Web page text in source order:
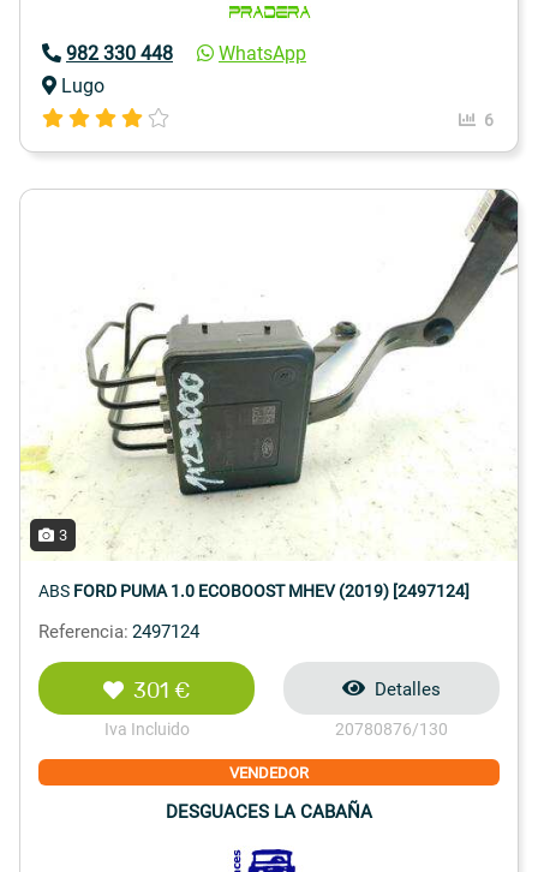
982 330 448
WhatsApp
Lugo
6
3
ABS FORD PUMA 1.0 ECOBOOST MHEV (2019) [2497124]
Referencia: 2497124
301 €
Iva Incluido
Detalles
20780876/130
VENDEDOR
DESGUACES LA CABAÑA